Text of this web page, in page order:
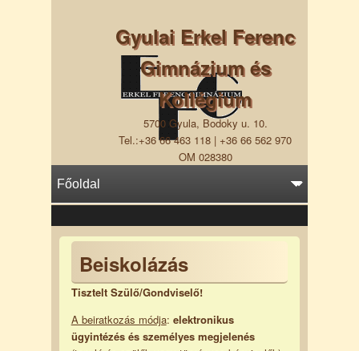
Gyulai Erkel Ferenc
Gimnázium és
Kollégium
5700 Gyula, Bodoky u. 10.
Tel.:+36 66 463 118 | +36 66 562 970
OM 028380
Beiskolázás
Tisztelt Szülő/Gondviselő!
A beiratkozás módja: elektronikus
ügyintézés és személyes megjelenés